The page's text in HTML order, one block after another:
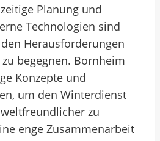
Planung und
Technologien sind
Herausforderungen
begegnen. Bornheim
Konzepte und
um den Winterdienst
zu
enge Zusammenarbeit